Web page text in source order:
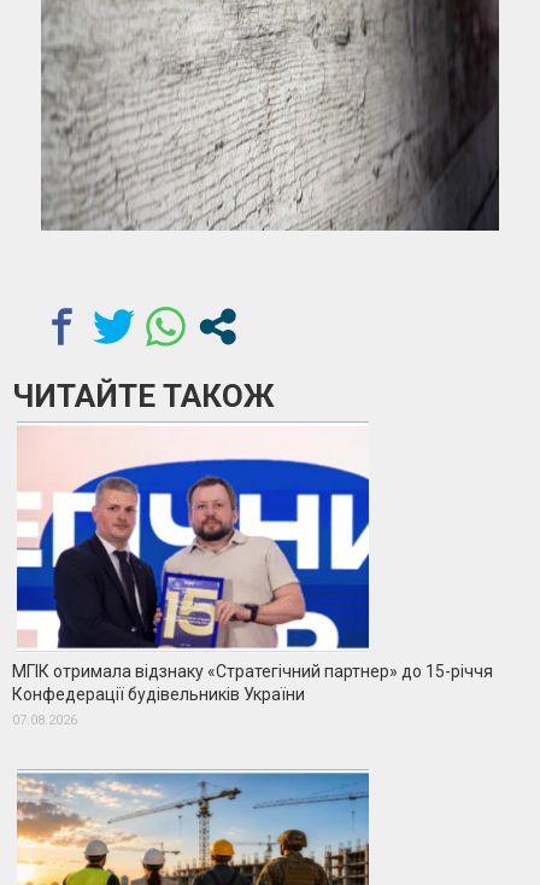
ЧИТАЙТЕ ТАКОЖ
МГІК отримала відзнаку «Стратегічний партнер» до 15-річчя
Конфедерації будівельників України
07.08.2026